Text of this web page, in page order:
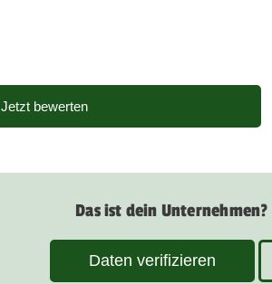
Jetzt bewerten
Das ist dein
Daten verifizieren